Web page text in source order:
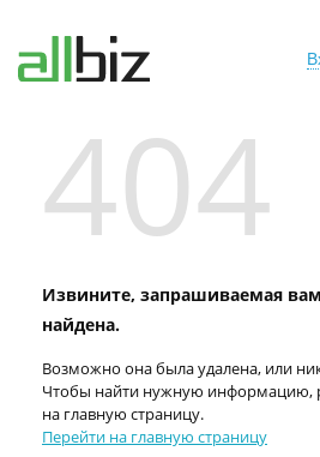
404
Извините, запрашиваемая
найдена.
Возможно она была удалена, или
Чтобы найти нужную информацию,
на главную страницу.
Перейти на главную страницу